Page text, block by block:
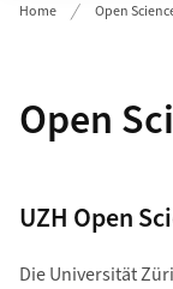
Home Open
Open
UZH Open
Die Universität